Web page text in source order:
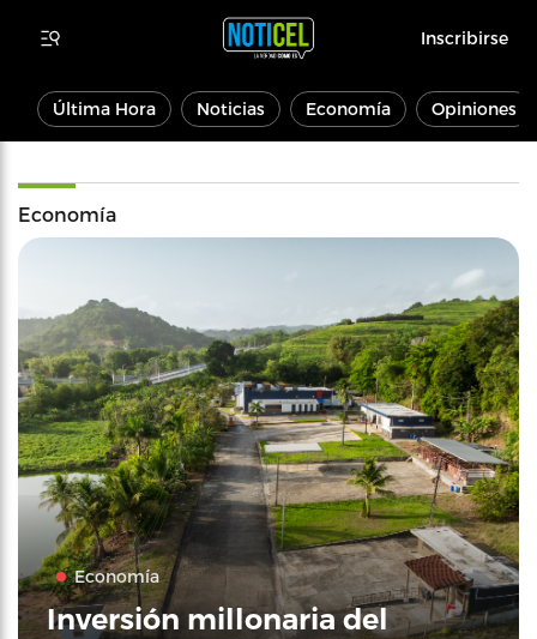
Inscribirse
Última Hora Noticias Economía Opiniones
Economía
Economía
Inversión millonaria del